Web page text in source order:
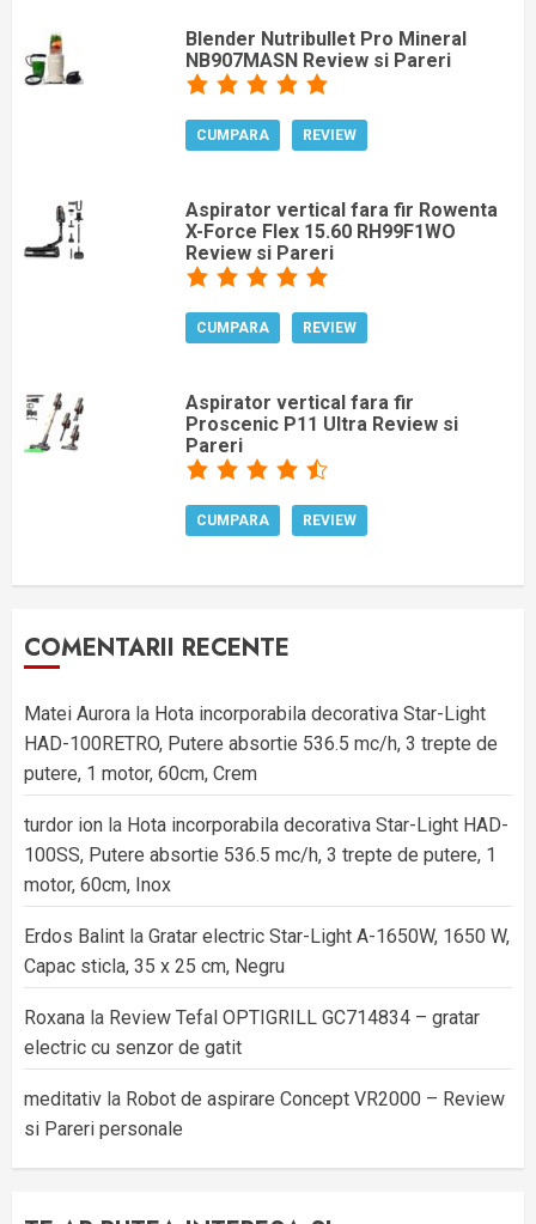
Blender Nutribullet Pro Mineral
NB907MASN Review si Pareri
CUMPARA REVIEW
Aspirator vertical fara fir Rowenta
X-Force Flex 15.60 RH99F1WO
Review si Pareri
CUMPARA REVIEW
Aspirator vertical fara fir
Proscenic P11 Ultra Review si
Pareri
CUMPARA REVIEW
COMENTARII RECENTE
Matei Aurora la Hota incorporabila decorativa Star-Light
HAD-100RETRO, Putere absortie 536.5 mc/h, 3 trepte de
putere, 1 motor, 60cm, Crem
turdor ion la Hota incorporabila decorativa Star-Light HAD-
100SS, Putere absortie 536.5 mc/h, 3 trepte de putere, 1
motor, 60cm, Inox
Erdos Balint la Gratar electric Star-Light A-1650W, 1650 W,
Capac sticla, 35 x 25 cm, Negru
Roxana la Review Tefal OPTIGRILL GC714834 – gratar
electric cu senzor de gatit
meditativ la Robot de aspirare Concept VR2000 – Review
si Pareri personale